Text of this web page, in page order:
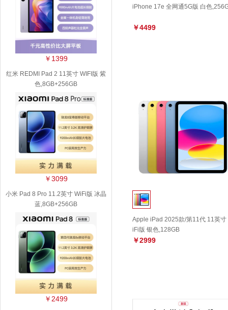
￥1399
红米 REDMI Pad 2 11英寸 WIFI版 紫
色,8GB+256GB
￥3099
小米 Pad 8 Pro 11.2英寸 WiFi版 冰晶
蓝,8GB+256GB
￥2499
iPhone 17e 全网通5G版 白色
￥4499
Apple iPad 2025款/第11代 11英寸
iFi版 银色,128GB
￥2999